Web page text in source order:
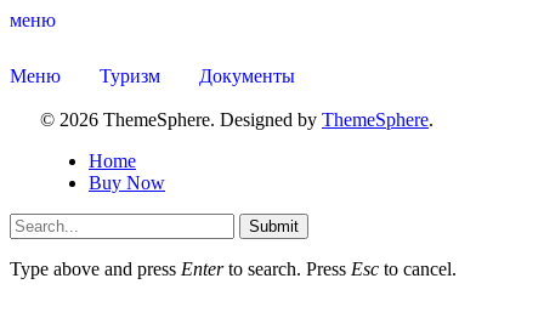
меню
Меню Туризм Документы
© 2026 ThemeSphere. Designed by ThemeSphere.
Home
Buy Now
Submit
Type above and press Enterto search. Press Esc to cancel.
Туризм